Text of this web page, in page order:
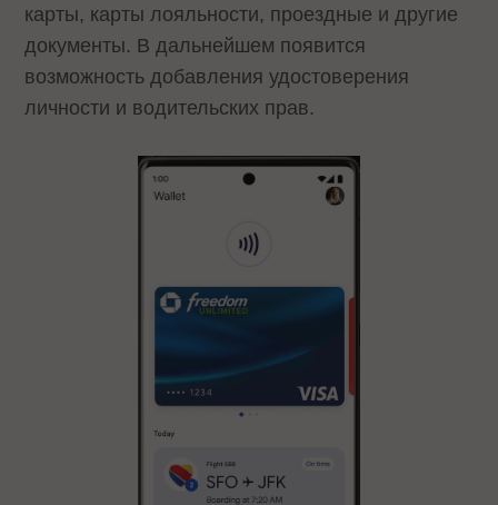
карты, карты лояльности, проездные и другие
документы. В дальнейшем появится
возможность добавления удостоверения
личности и водительских прав.